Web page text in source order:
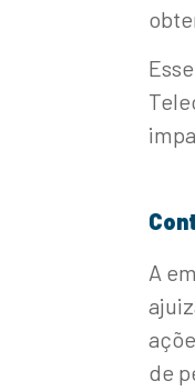
A
de